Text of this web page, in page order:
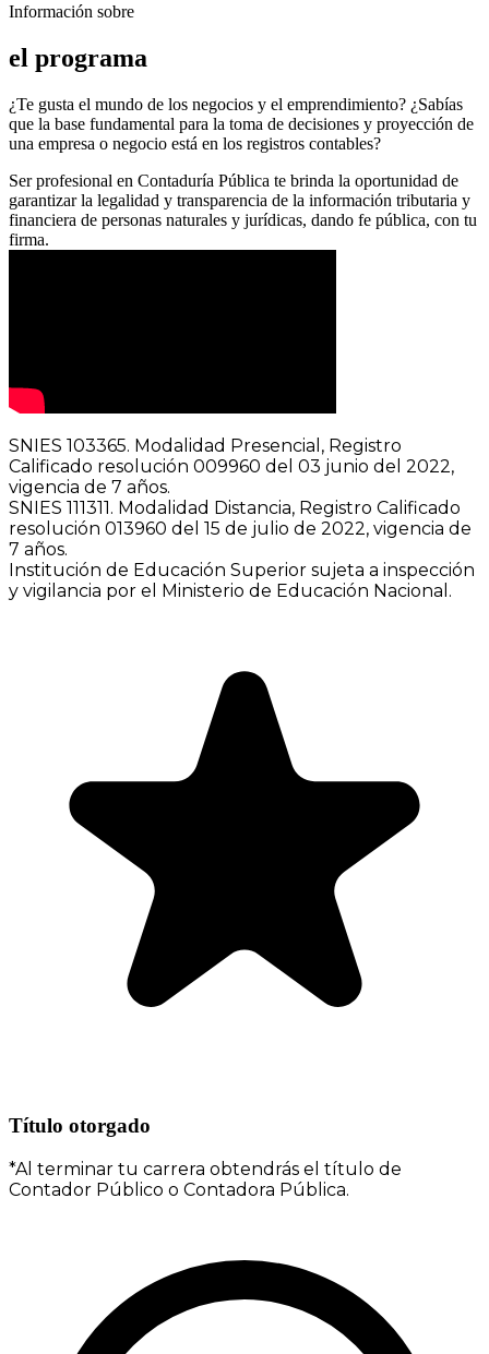
Información sobre
el programa
¿Te gusta el mundo de los negocios y el emprendimiento? ¿Sabías
que la base fundamental para la toma de decisiones y proyección de
una empresa o negocio está en los registros contables?
Ser profesional en Contaduría Pública te brinda la oportunidad de
garantizar la legalidad y transparencia de la información tributaria y
financiera de personas naturales y jurídicas, dando fe pública, con tu
firma.
SNIES 103365. Modalidad Presencial, Registro
Calificado resolución 009960 del 03 junio del 2022,
vigencia de 7 años.
SNIES 111311. Modalidad Distancia, Registro Calificado
resolución 013960 del 15 de julio de 2022, vigencia de
7 años.
Institución de Educación Superior sujeta a inspección
y vigilancia por el Ministerio de Educación Nacional.
Título otorgado
*Al terminar tu carrera obtendrás el título de
Contador Público o Contadora Pública.